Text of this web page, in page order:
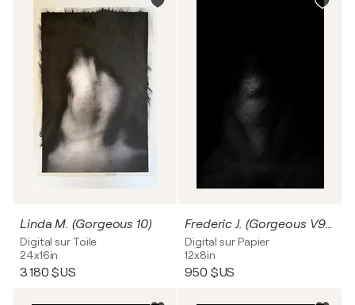
Linda M. (Gorgeous 10)
Digital sur Toile
24x16in
3 180 $US
Frederic J. (Gorgeous V9 ‘Venus’)
Digital sur Papier
12x8in
950 $US